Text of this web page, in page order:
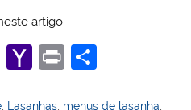
artigo
G
Y
Pr
Lasanhas menus de lasanha